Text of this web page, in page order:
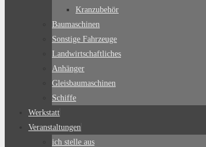
Kranzubehör
Baumaschinen
Sonstige Fahrzeuge
Landwirtschaftliches
Anhänger
Gleisbaumaschinen
Schiffe
Werkstatt
Veranstaltungen
ich stelle aus